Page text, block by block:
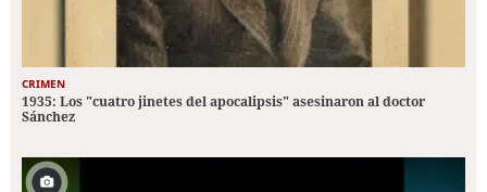
CRIMEN
1935: Los "cuatro jinetes del apocalipsis" asesinaron al doctor
Sánchez